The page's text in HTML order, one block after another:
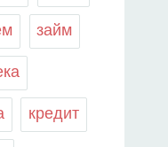
займ
кредит